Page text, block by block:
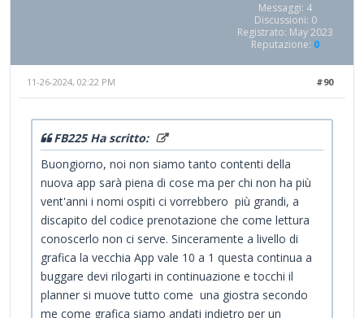
Messaggi: 4
Discussioni: 0
Registrato: May 2023
Reputazione: 0
#90
11-26-2024, 02:22 PM
FB225 Ha scritto:
Buongiorno, noi non siamo tanto contenti della
nuova app sarà piena di cose ma per chi non ha più
vent'anni i nomi ospiti ci vorrebbero più grandi, a
discapito del codice prenotazione che come lettura
conoscerlo non ci serve. Sinceramente a livello di
grafica la vecchia App vale 10 a 1 questa continua a
buggare devi rilogarti in continuazione e tocchi il
planner si muove tutto come una giostra secondo
me come grafica siamo andati indietro per un